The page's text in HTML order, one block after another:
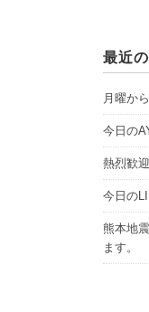
最近
月曜か
今日の
熱烈歓
今日の
熊本地
ます。